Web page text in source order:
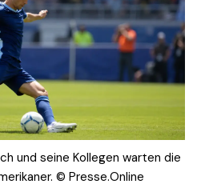
und seine Kollegen warten die
© Presse.Online